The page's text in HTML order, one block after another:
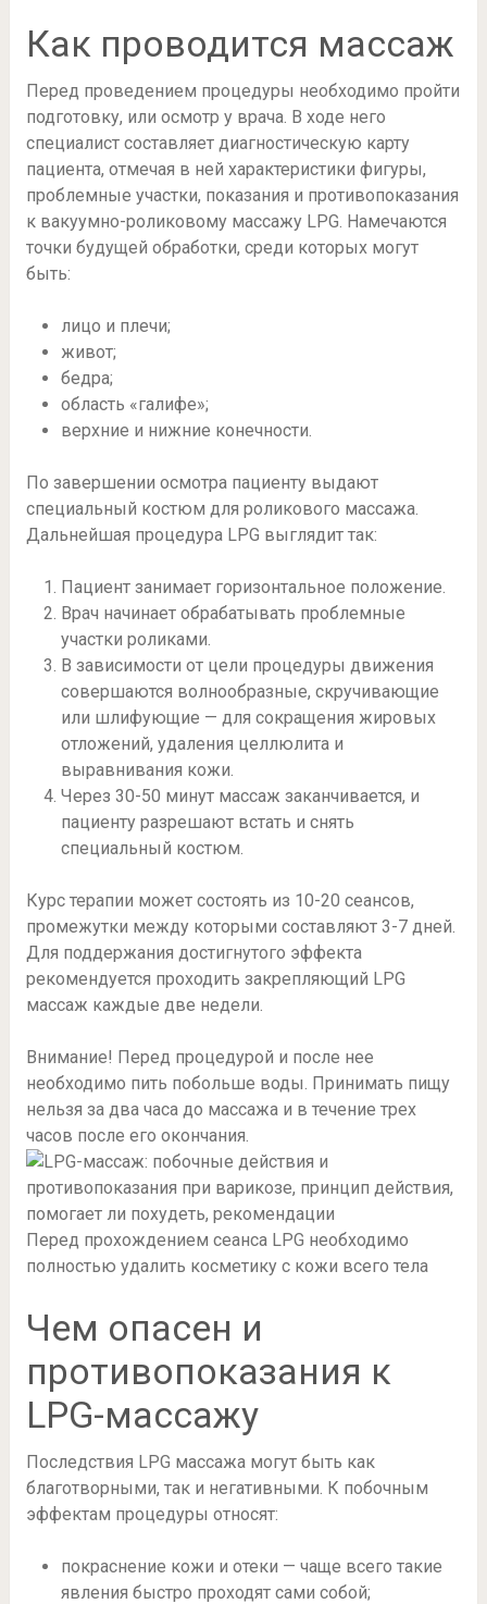
Как проводится массаж
Перед проведением процедуры необходимо пройти
подготовку, или осмотр у врача. В ходе него
специалист составляет диагностическую карту
пациента, отмечая в ней характеристики фигуры,
проблемные участки, показания и противопоказания
к вакуумно-роликовому массажу LPG. Намечаются
точки будущей обработки, среди которых могут
быть:
лицо и плечи;
живот;
бедра;
область «галифе»;
верхние и нижние конечности.
По завершении осмотра пациенту выдают
специальный костюм для роликового массажа.
Дальнейшая процедура LPG выглядит так:
Пациент занимает горизонтальное положение.
Врач начинает обрабатывать проблемные
участки роликами.
В зависимости от цели процедуры движения
совершаются волнообразные, скручивающие
или шлифующие — для сокращения жировых
отложений, удаления целлюлита и
выравнивания кожи.
Через 30-50 минут массаж заканчивается, и
пациенту разрешают встать и снять
специальный костюм.
Курс терапии может состоять из 10-20 сеансов,
промежутки между которыми составляют 3-7 дней.
Для поддержания достигнутого эффекта
рекомендуется проходить закрепляющий LPG
массаж каждые две недели.
Внимание! Перед процедурой и после нее
необходимо пить побольше воды. Принимать пищу
нельзя за два часа до массажа и в течение трех
часов после его окончания.
Перед прохождением сеанса LPG необходимо
полностью удалить косметику с кожи всего тела
Чем опасен и
противопоказания к
LPG-массажу
Последствия LPG массажа могут быть как
благотворными, так и негативными. К побочным
эффектам процедуры относят:
покраснение кожи и отеки — чаще всего такие
явления быстро проходят сами собой;